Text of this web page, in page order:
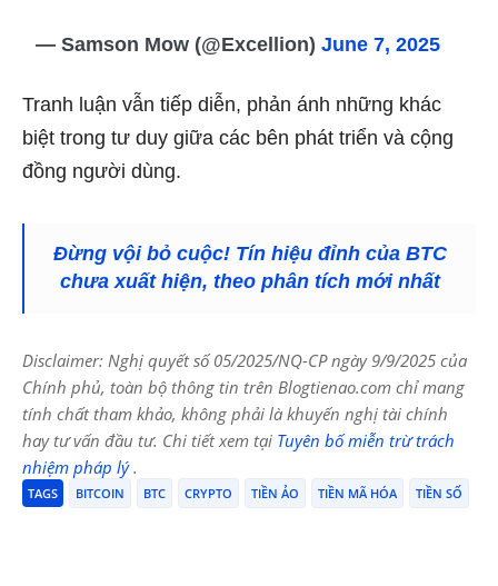
— Samson Mow (@Excellion)June 7, 2025
Tranh luận vẫn tiếp diễn, phản ánh những khác
biệt trong tư duy giữa các bên phát triển và cộng
đồng người dùng.
Đừng vội bỏ cuộc! Tín hiệu đỉnh của BTC
chưa xuất hiện, theo phân tích mới nhất
Disclaimer: Nghị quyết số 05/2025/NQ-CP ngày 9/9/2025 của
Chính phủ, toàn bộ thông tin trên Blogtienao.com chỉ mang
tính chất tham khảo, không phải là khuyến nghị tài chính
hay tư vấn đầu tư. Chi tiết xem tại Tuyên bố miễn trừ trách
nhiệm pháp lý.
TAGS BITCOIN BTC CRYPTO TIỀN ẢO TIỀN MÃ HÓA TIỀN SỐ